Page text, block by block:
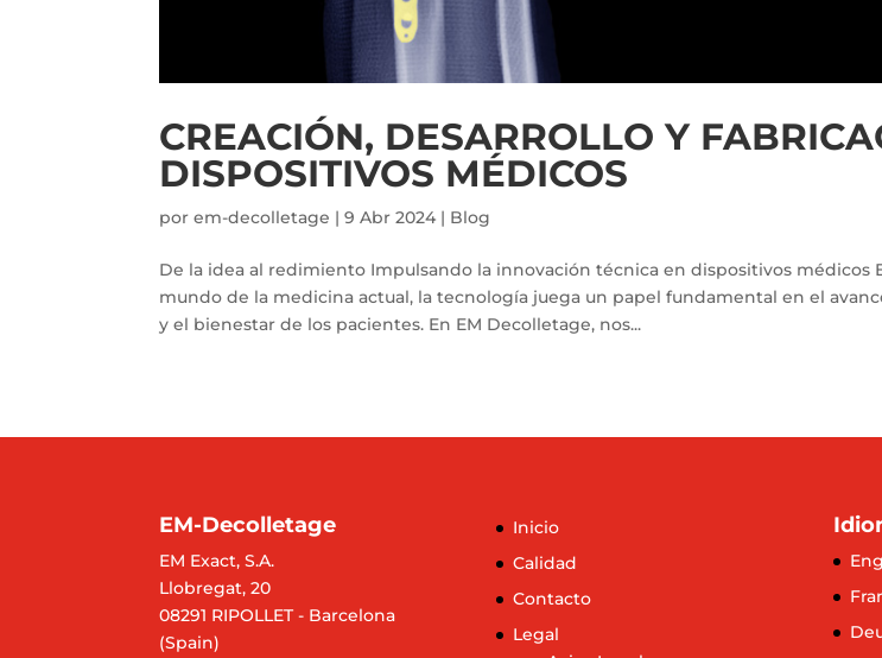
CREACIÓN, DESARROLLO Y
DISPOSITIVOS MÉDICOS
porem-decolletage |9 Abr 2024 | Blog
De la idea al redimiento Impulsando la innovación técnica en dispositivos médicos
mundo de la medicina actual, la tecnología juega un papel fundamental en el
y el bienestar de los pacientes. En EM Decolletage, nos...
EM-Decolletage
EM Exact, S.A.
Llobregat, 20
08291 RIPOLLET - Barcelona
(Spain)
Inicio
Calidad
Contacto
Legal